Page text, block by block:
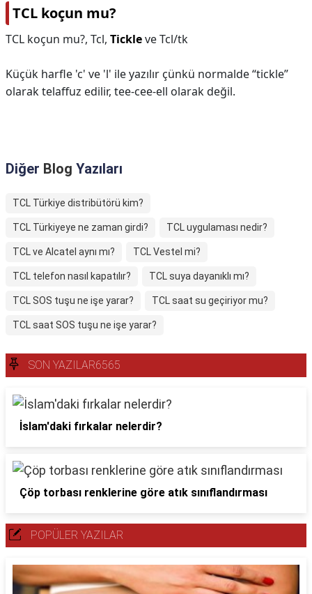
TCL koçun mu?
TCL koçun mu?, Tcl, Tickleve Tcl/tk
Küçük harfle 'c' ve 'l' ile yazılır çünkü normalde “tickle”
olarak telaffuz edilir, tee-cee-ell olarak değil.
Diğer Blog Yazıları
TCL Türkiye distribütörü kim?
TCL Türkiyeye ne zaman girdi? TCL uygulaması nedir?
TCL ve Alcatel aynı mı? TCL Vestel mi?
TCL telefon nasıl kapatılır? TCL suya dayanıklı mı?
TCL SOS tuşu ne işe yarar? TCL saat su geçiriyor mu?
TCL saat SOS tuşu ne işe yarar?
SON YAZILAR6565
İslam'daki fırkalar nelerdir?
Çöp torbası renklerine göre atık sınıflandırması
POPÜLER YAZILAR